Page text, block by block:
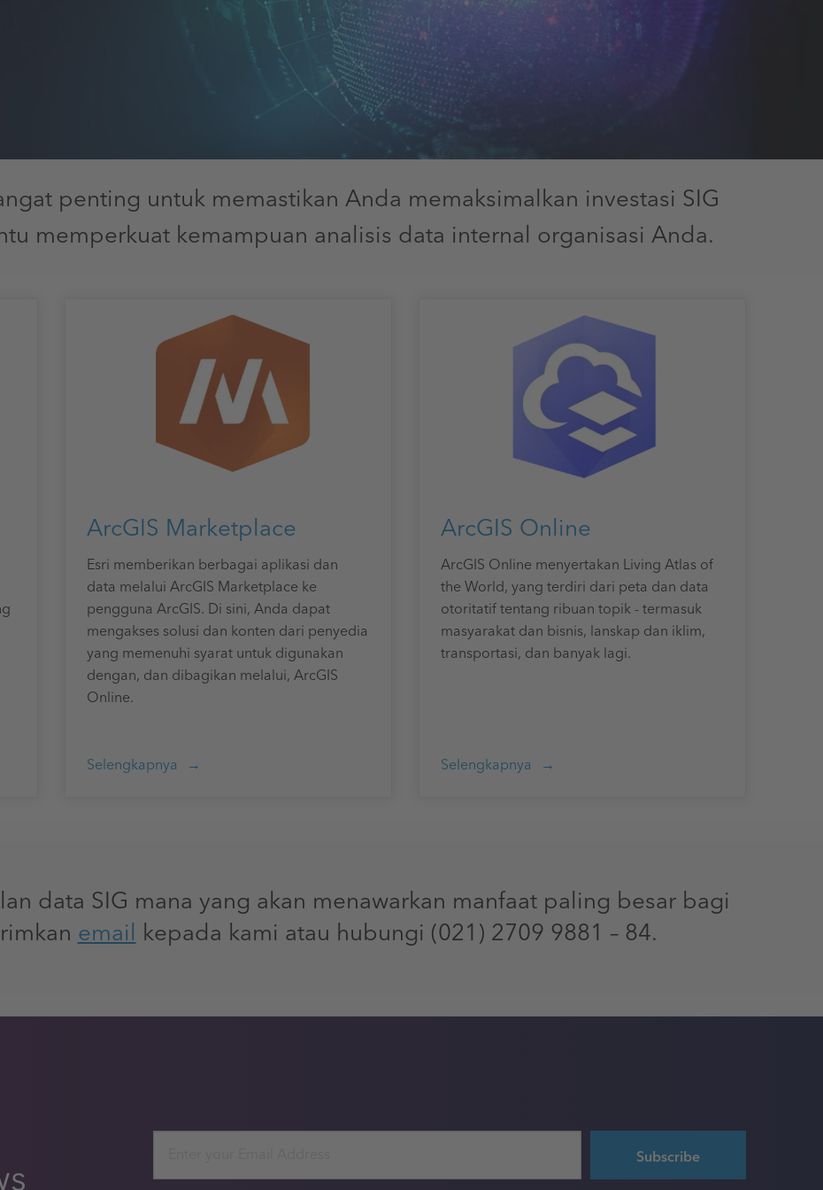
penting untuk memastikan Anda memaksimalkan investasi SIG
memperkuat kemampuan analisis data internal organisasi Anda.
ArcGIS Marketplace
Esri memberikan berbagai aplikasi dan
data melalui ArcGIS Marketplace ke
pengguna ArcGIS. Di sini, Anda dapat
mengakses solusi dan konten dari penyedia
yang memenuhi syarat untuk digunakan
dengan, dan dibagikan melalui, ArcGIS
Online.
Selengkapnya
ArcGIS Online
ArcGIS Online menyertakan Living Atlas of
the World, yang terdiri dari peta dan data
otoritatif tentang ribuan topik - termasuk
masyarakat dan bisnis, lanskap dan iklim,
transportasi, dan banyak lagi.
Selengkapnya
data SIG mana yang akan menawarkan manfaat paling besar bagi
emailkepada kami atau hubungi (021) 2709 9881 – 84.